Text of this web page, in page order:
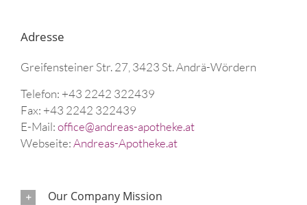
Adresse
Greifensteiner Str. 27, 3423 St. Andrä-Wördern
Telefon: +43 2242 322439
Fax: +43 2242 322439
E-Mail:office@andreas-apotheke.at
Webseite:Andreas-Apotheke.at
Our Company Mission